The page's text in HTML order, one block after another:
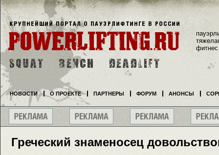
Греческий знаменосец
фитнес
НОВОСТИ О ПРОЕКТЕ ПАРТНЕРЫ ФОРУМ АНОНСЫ